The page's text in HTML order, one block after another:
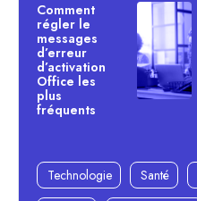
Comment
régler le
messages
d’erreur
d’activation
Office les
plus
fréquents
Technologie Santé